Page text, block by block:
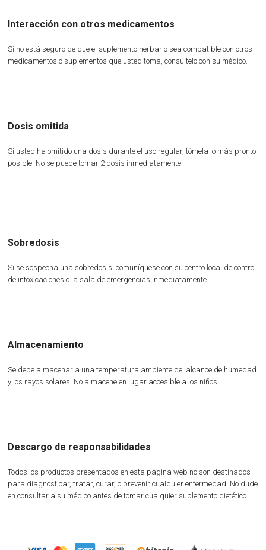
Interacción con otros medicamentos
Si no está seguro de que el suplemento herbario sea compatible con otros
medicamentos o suplementos que usted toma, consúltelo con su médico.
Dosis omitida
Si usted ha omitido una dosis durante el uso regular, tómela lo más pronto
posible. No se puede tomar 2 dosis inmediatamente.
Sobredosis
Si se sospecha una sobredosis, comuníquese con su centro local de control
de intoxicaciones o la sala de emergencias inmediatamente.
Almacenamiento
Se debe almacenar a una temperatura ambiente del alcance de humedad
y los rayos solares. No almacene en lugar accesible a los niños.
Descargo de responsabilidades
Todos los productos presentados en esta página web no son destinados
para diagnosticar, tratar, curar, o prevenir cualquier enfermedad. No dude
en consultar a su médico antes de tomar cualquier suplemento dietético.